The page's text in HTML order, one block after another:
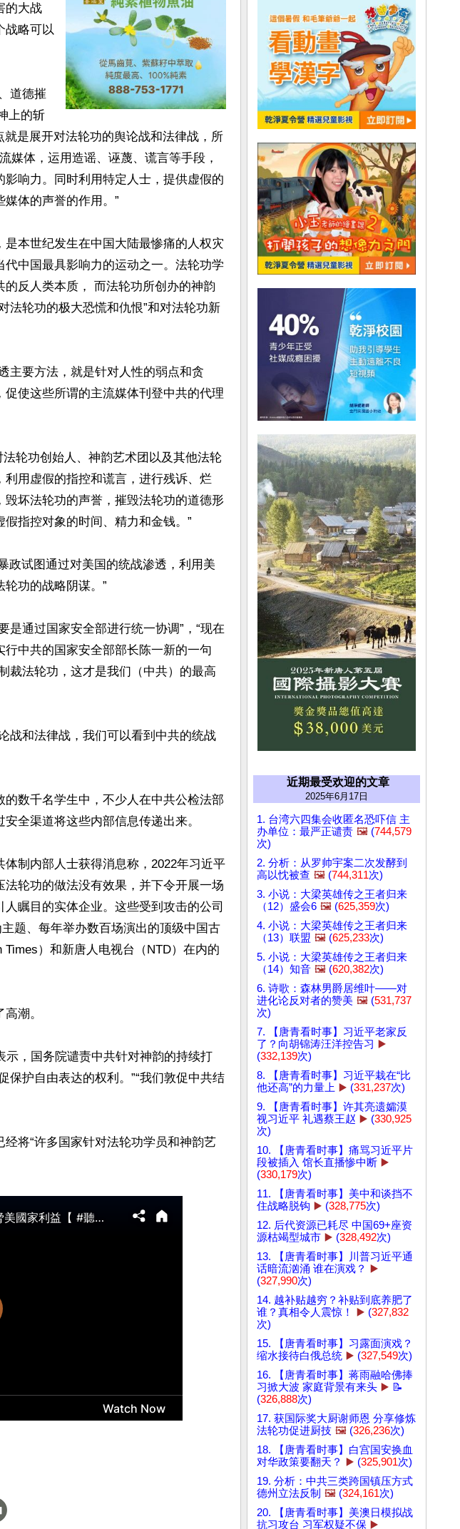
的大战
战略可以
道德摧
上的斩
就是展开对法轮功的舆论战和法律战，所
媒体，运用造谣、诬蔑、谎言等手段，
响力。同时利用特定人士，提供虚假的
体的声誉的作用。”
本世纪发生在中国大陆最惨痛的人权灾
中国最具影响力的运动之一。法轮功学
反人类本质， 而法轮功所创办的神韵
法轮功的极大恐慌和仇恨”和对法轮功新
主要方法，就是针对人性的弱点和贪
使这些所谓的主流媒体刊登中共的代理
法轮功创始人、神韵艺术团以及其他法轮
用虚假的指控和谎言，进行残诉、烂
坏法轮功的声誉，摧毁法轮功的道德形
指控对象的时间、精力和金钱。”
政试图通过对美国的统战渗透，利用美
功的战略阴谋。”
是通过国家安全部进行统一协调”，“现在
中共的国家安全部部长陈一新的一句
裁法轮功，这才是我们（中共）的最高
战和法律战，我们可以看到中共的统战
数千名学生中，不少人在中共公检法部
全渠道将这些内部信息传递出来。
制内部人士获得消息称，2022年习近平
轮功的做法没有效果，并下令开展一场
瞩目的实体企业。这些受到攻击的公司
题、每年举办数百场演出的顶级中国古
）和新唐人电视台（NTD）在内的
潮。
示，国务院谴责中共针对神韵的持续打
保护自由表达的权利。”“我们敦促中共结
将“许多国家针对法轮功学员和神韵艺
近期最受欢迎的文章
2025年6月17日
1. 台湾六四集会收匿名恐吓信 主
办单位：最严正谴责 🖼️ (744,579
次)
2. 分析：从罗帅宇案二次发酵到
高以忱被查 🖼️ (744,311次)
3. 小说：大梁英雄传之王者归来
（12）盛会6 🖼️ (625,359次)
4. 小说：大梁英雄传之王者归来
（13）联盟 🖼️ (625,233次)
5. 小说：大梁英雄传之王者归来
（14）知音 🖼️ (620,382次)
6. 诗歌：森林男爵居维叶——对
进化论反对者的赞美 🖼️ (531,737
次)
7. 【唐青看时事】习近平老家反
了？向胡锦涛汪洋控告习 ▶️
(332,139次)
8. 【唐青看时事】习近平栽在“比
他还高”的力量上 ▶️ (331,237次)
9. 【唐青看时事】许其亮遗孀漠
视习近平 礼遇蔡王赵 ▶️ (330,925
次)
10. 【唐青看时事】痛骂习近平片
段被插入 馆长直播惨中断 ▶️
(330,179次)
11. 【唐青看时事】美中和谈挡不
住战略脱钩 ▶️ (328,775次)
12. 后代资源已耗尽 中国69+座资
源枯竭型城市 ▶️ (328,492次)
13. 【唐青看时事】川普习近平通
话暗流汹涌 谁在演戏？
▶️
(327,990次)
14. 越补贴越穷？补贴到底养肥了
谁？真相令人震惊！
▶️ (327,832
次)
15. 【唐青看时事】习露面演戏？
缩水接待白俄总统 ▶️ (327,549次)
16. 【唐青看时事】蒋雨融哈佛捧
习掀大波 家庭背景有来头 ▶️ 📝
(326,888次)
17. 获国际奖大厨谢师恩 分享修炼
法轮功促进厨技 🖼️ (326,236次)
18. 【唐青看时事】白宫国安换血
对华政策要翻天？
▶️ (325,901次)
19. 分析：中共三类跨国镇压方式
德州立法反制 🖼️ (324,161次)
20. 【唐青看时事】美澳日模拟战
抗习攻台 习军权疑不保 ▶️